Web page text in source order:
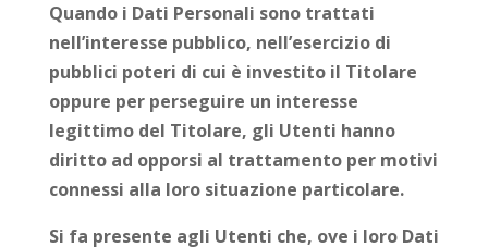
Quando i Dati Personali sono trattati
nell’interesse pubblico, nell’esercizio di
pubblici poteri di cui è investito il Titolare
oppure per perseguire un interesse
legittimo del Titolare, gli Utenti hanno
diritto ad opporsi al trattamento per motivi
connessi alla loro situazione particolare.
Si fa presente agli Utenti che, ove i loro Dati